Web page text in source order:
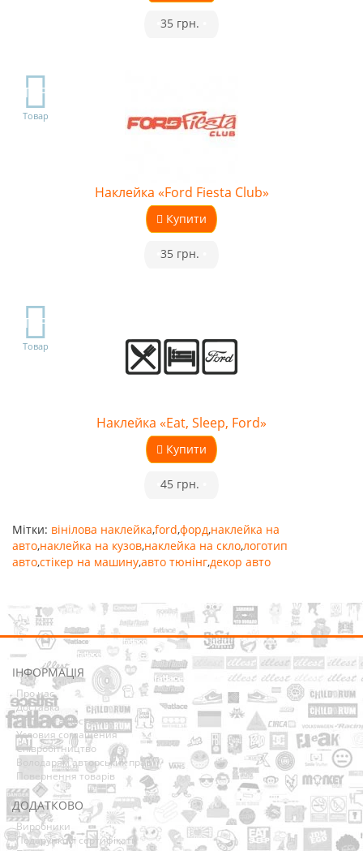
35 грн.
TOP
Товар
Наклейка «Ford Fiesta Club»
Купити
35 грн.
TOP
Товар
Наклейка «Eat, Sleep, Ford»
Купити
45 грн.
Мітки: вінілова наклейка,ford,форд,наклейка на
авто,наклейка на кузов,наклейка на скло,логотип
авто,стікер на машину,авто тюнінг,декор авто
ІНФОРМАЦІЯ
Про нас
Доставка
Оплата та Доставка
Условия соглашения
Співробітництво
Володарям авторських прав
Повернення товарів
ДОДАТКОВО
Виробники
Подарункові сертифікати